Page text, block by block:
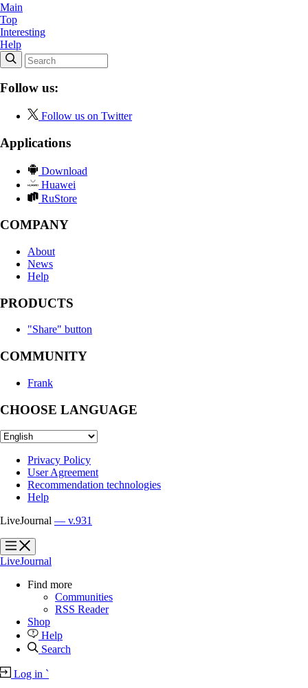
Main
Top
Interesting
Help
Follow us:
Follow us on Twitter
Applications
Download
Huawei
RuStore
COMPANY
About
News
Help
PRODUCTS
"Share" button
COMMUNITY
Frank
CHOOSE LANGUAGE
Privacy Policy
User Agreement
Recommendation technologies
Help
LiveJournal — v.931
?
?
LiveJournal
Find more
Communities
RSS Reader
Shop
Help
Search
Log in `